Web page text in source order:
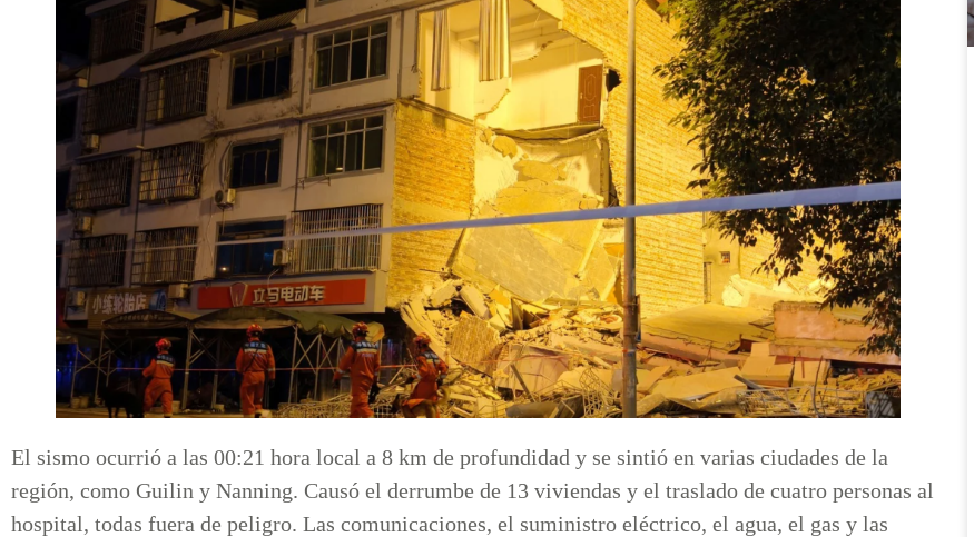
El sismo ocurrió a las 00:21 hora local a 8 km de profundidad y se sintió en varias ciudades de la
región, como Guilin y Nanning. Causó el derrumbe de 13 viviendas y el traslado de cuatro personas al
hospital, todas fuera de peligro. Las comunicaciones, el suministro eléctrico, el agua, el gas y las